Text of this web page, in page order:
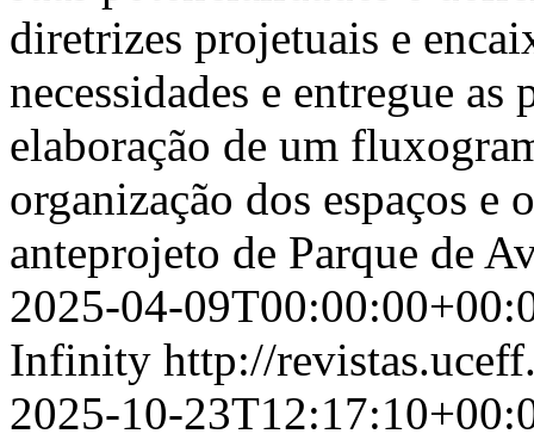
diretrizes projetuais e
necessidades e entregue as
elaboração de um
organização dos espaços
anteprojeto de Parque de
2025-04-
Infinity http://
2025-10-